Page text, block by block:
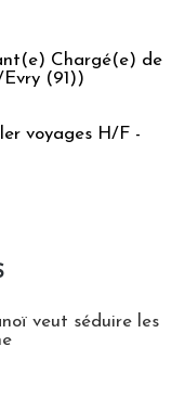
Chargé(e) de
(91))
voyages H/F -
veut séduire les